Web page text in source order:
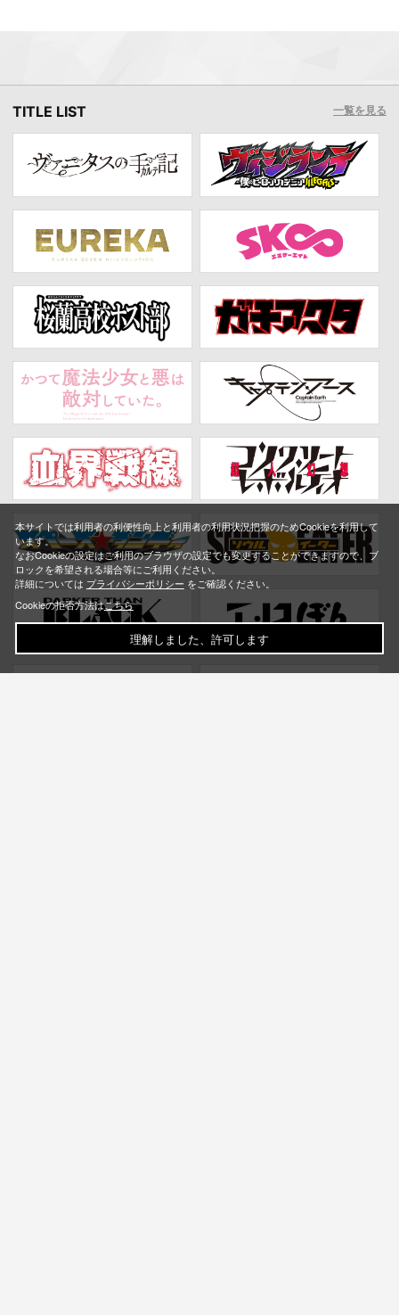
TITLE LIST 一覧を見る
本サイトでは利用者の利便性向上と利用者の利用状況把握のためCookieを利用して
います。
なおCookieの設定はご利用のブラウザの設定でも変更することができますので、ブ
ロックを希望される場合等にご利用ください。
詳細については プライバシーポリシー をご確認ください。
Cookieの拒否方法はこちら
理解しました、許可します